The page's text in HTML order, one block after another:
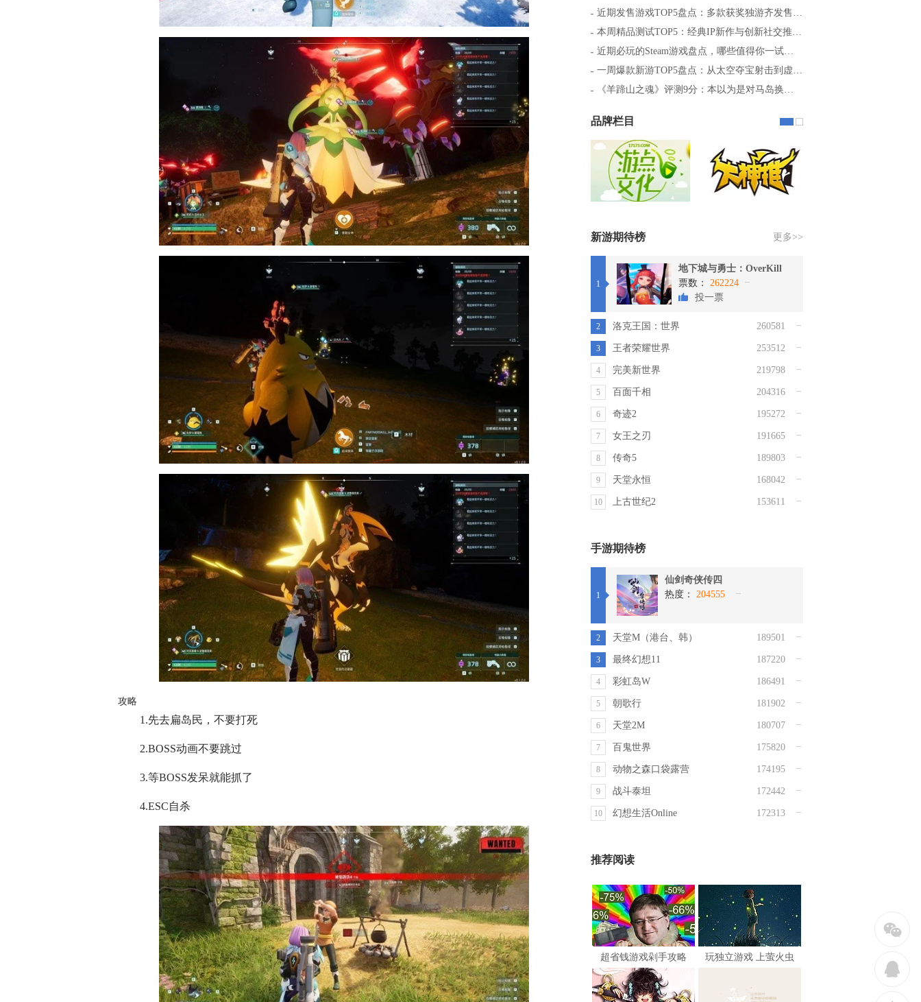
攻略
1.先去扁岛民，不要打死
2.BOSS动画不要跳过
3.等BOSS发呆就能抓了
4.ESC自杀
近期发售游戏TOP5盘点：多款获奖独游齐发售…
本周精品测试TOP5：经典IP新作与创新社交推…
近期必玩的Steam游戏盘点，哪些值得你一试…
一周爆款新游TOP5盘点：从太空夺宝射击到虚…
《羊蹄山之魂》评测9分：本以为是对马岛换…
品牌栏目
新游期待榜 更多>>
1
地下城与勇士：OverKill
票数：
262224
投一票
2 洛克王国：世界 260581
3 王者荣耀世界 253512
4 完美新世界 219798
5 百面千相 204316
6 奇迹2 195272
7 女王之刃 191665
8 传奇5 189803
9 天堂永恒 168042
10 上古世纪2 153611
手游期待榜
1
仙剑奇侠传四
热度：
204555
2 天堂M（港台、韩） 189501
3 最终幻想11 187220
4 彩虹岛W 186491
5 朝歌行 181902
6 天堂2M 180707
7 百鬼世界 175820
8 动物之森口袋露营 174195
9 战斗泰坦 172442
10 幻想生活Online 172313
推荐阅读
超省钱游戏剁手攻略 玩独立游戏 上萤火虫
w
q